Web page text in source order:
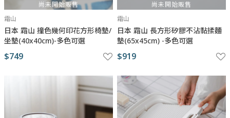
尚未開始販售
霜山
日本 霜山 撞色幾何印花方形椅墊/
坐墊(40x40cm)-多色可選
$749
尚未開始販售
霜山
日本 霜山 長方形矽膠不沾黏揉麵
墊(65x45cm) -多色可選
$919